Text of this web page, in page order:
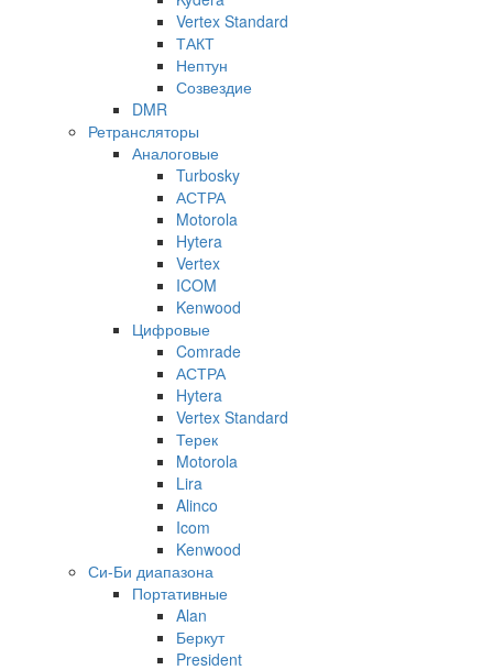
Vertex Standard
ТАКТ
Нептун
Созвездие
DMR
Ретрансляторы
Аналоговые
Turbosky
АСТРА
Motorola
Hytera
Vertex
ICOM
Kenwood
Цифровые
Comrade
АСТРА
Hytera
Vertex Standard
Терек
Motorola
Lira
Alinco
Icom
Kenwood
Си-Би диапазона
Портативные
Alan
Беркут
President